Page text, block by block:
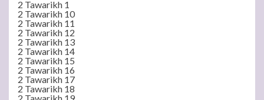
2 Tawarikh 1
2 Tawarikh 10
2 Tawarikh 11
2 Tawarikh 12
2 Tawarikh 13
2 Tawarikh 14
2 Tawarikh 15
2 Tawarikh 16
2 Tawarikh 17
2 Tawarikh 18